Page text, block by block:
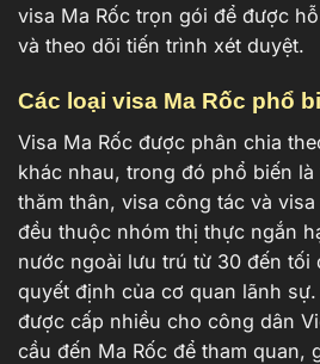
visa Ma Rốc trọn gói để được
và theo dõi tiến trình xét duyệt.
Các loại visa Ma Rốc phổ
Visa Ma Rốc được phân chia
khác nhau, trong đó phổ biến
thăm thân, visa công tác và
đều thuộc nhóm thị thực ngắn
nước ngoài lưu trú từ 30 đến tối
quyết định của cơ quan lãnh
được cấp nhiều cho công dân
cầu đến Ma Rốc để tham quan,